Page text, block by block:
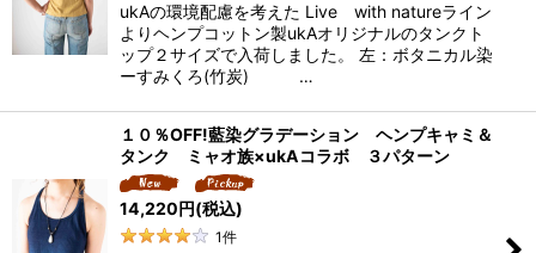
ukAの環境配慮を考えた Live with natureライン
よりヘンプコットン製ukAオリジナルのタンクト
ップ２サイズで入荷しました。 左：ボタニカル染
ーすみくろ(竹炭) …
１０％OFF!藍染グラデーション ヘンプキャミ＆
タンク ミャオ族×ukAコラボ ３パターン
14,220円(税込)
1件